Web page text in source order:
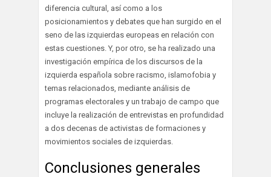
diferencia cultural, así como a los
posicionamientos y debates que han surgido en el
seno de las izquierdas europeas en relación con
estas cuestiones. Y, por otro, se ha realizado una
investigación empírica de los discursos de la
izquierda española sobre racismo, islamofobia y
temas relacionados, mediante análisis de
programas electorales y un trabajo de campo que
incluye la realización de entrevistas en profundidad
a dos decenas de activistas de formaciones y
movimientos sociales de izquierdas.
Conclusiones generales